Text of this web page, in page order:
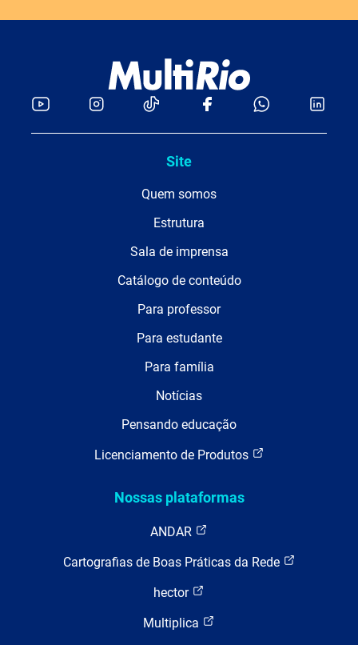
Site
Quem somos
Estrutura
Sala de imprensa
Catálogo de conteúdo
Para professor
Para estudante
Para família
Notícias
Pensando educação
Licenciamento de Produtos
Nossas plataformas
ANDAR
Cartografias de Boas Práticas da Rede
hector
Multiplica